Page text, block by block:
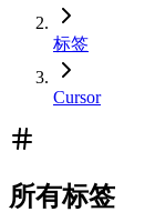
标签
Cursor
所有标签